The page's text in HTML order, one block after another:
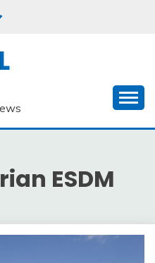
ESDM